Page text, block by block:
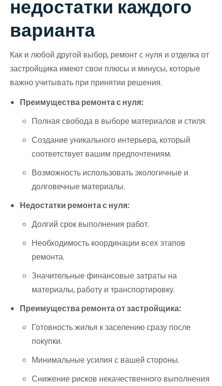
недостатки каждого
варианта
Как и любой другой выбор, ремонт с нуля и отделка от
застройщика имеют свои плюсы и минусы, которые
важно учитывать при принятии решения.
Преимущества ремонта с нуля:
Полная свобода в выборе материалов и стиля.
Создание уникального интерьера, который
соответствует вашим предпочтениям.
Возможность использовать экологичные и
долговечные материалы.
Недостатки ремонта с нуля:
Долгий срок выполнения работ.
Необходимость координации всех этапов
ремонта.
Значительные финансовые затраты на
материалы, работу и транспортировку.
Преимущества ремонта от застройщика:
Готовность жилья к заселению сразу после
покупки.
Минимальные усилия с вашей стороны.
Снижение рисков некачественного выполнения